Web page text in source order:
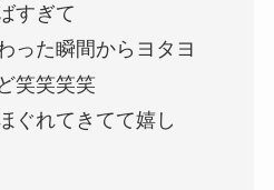
すぎて
った瞬間からヨタヨ
笑笑笑笑
ぐれてきてて嬉し